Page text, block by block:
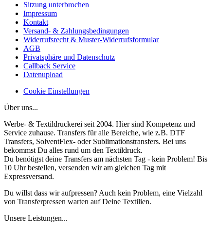
Sitzung unterbrochen
Impressum
Kontakt
Versand- & Zahlungsbedingungen
Widerrufsrecht & Muster-Widerrufsformular
AGB
Privatsphäre und Datenschutz
Callback Service
Datenupload
Cookie Einstellungen
Über uns...
Werbe- & Textildruckerei seit 2004. Hier sind Kompetenz und
Service zuhause. Transfers für alle Bereiche, wie z.B. DTF
Transfers, SolventFlex- oder Sublimationstransfers. Bei uns
bekommst Du alles rund um den Textildruck.
Du benötigst deine Transfers am nächsten Tag - kein Problem! Bis
10 Uhr bestellen, versenden wir am gleichen Tag mit
Expressversand.
Du willst dass wir aufpressen? Auch kein Problem, eine Vielzahl
von Transferpressen warten auf Deine Textilien.
Unsere Leistungen...